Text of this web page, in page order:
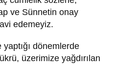
ve Sünnetin onay
edemeyiz.
dönemlerde
üzerimize yağdırılan